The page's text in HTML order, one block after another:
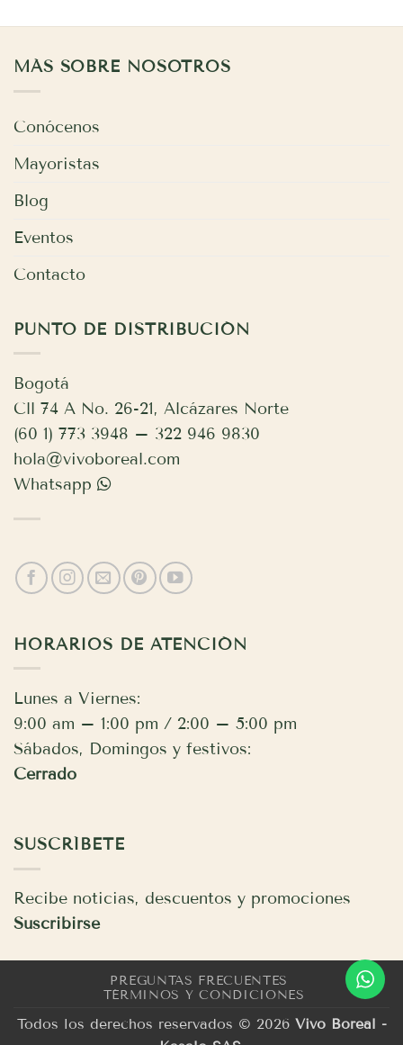
MÁS SOBRE NOSOTROS
Conócenos
Mayoristas
Blog
Eventos
Contacto
PUNTO DE DISTRIBUCIÓN
Bogotá
Cll 74 A No. 26-21, Alcázares Norte
(60 1) 773 3948 – 322 946 9830
hola@vivoboreal.com
Whatsapp
HORARIOS DE ATENCIÓN
Lunes a Viernes:
9:00 am – 1:00 pm / 2:00 – 5:00 pm
Sábados, Domingos y festivos:
Cerrado
SUSCRÍBETE
Recibe noticias, descuentos y promociones
Suscribirse
PREGUNTAS FRECUENTES
TÉRMINOS Y CONDICIONES
Todos los derechos reservados © 2026 Vivo Boreal -